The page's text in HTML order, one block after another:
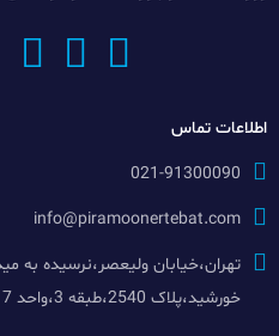
اطلاعات تماس
021-91300090
info@piramoonertebat.com
تهران،خیابان ولیعصر،نرسیده به
خورشید،پلاک 2540،طبقه 3،واحد 7